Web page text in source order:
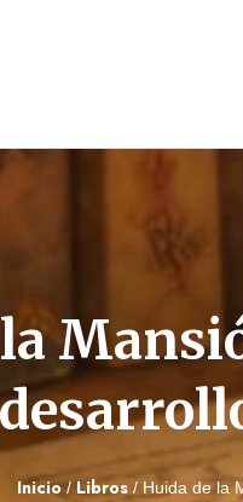
Inicio/ Libros/ Huida de la